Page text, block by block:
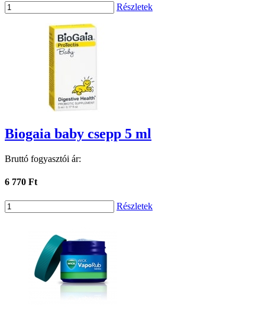
Részletek
Biogaia baby csepp 5 ml
Bruttó fogyasztói ár:
6 770 Ft
Részletek